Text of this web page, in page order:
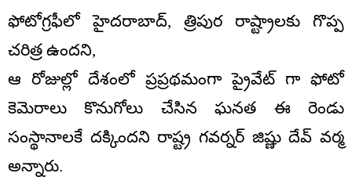
ఫోటోగ్రఫీలో హైదరాబాద్, త్రిపుర రాష్ట్రాలకు గొప్ప
చరిత్ర ఉందని,
ఆ రోజుల్లో దేశంలో ప్రప్రథమంగా ప్రైవేట్ గా ఫోటో
కెమెరాలు కొనుగోలు చేసిన ఘనత ఈ రెండు
సంస్థానాలకే దక్కిందని రాష్ట్ర గవర్నర్ జిష్ణు దేవ్ వర్మ
అన్నారు.